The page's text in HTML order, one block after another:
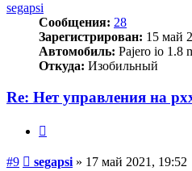
segapsi
Сообщения: 28
Зарегистрирован: 15 май
Автомобиль: Pajero io 1.8
Откуда: Изобильный
Re: Нет управления на
#9 Сообщение
segapsi » 17 май 2021, 19:52